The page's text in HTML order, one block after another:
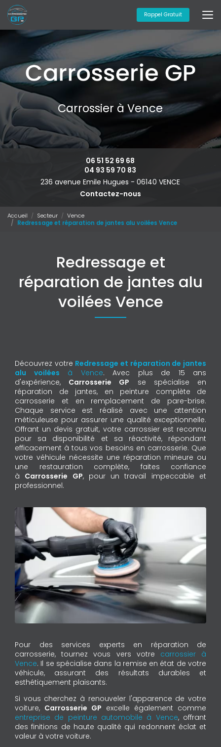
Aller
au
contenu
principal
Rappel Gratuit
Carrossier à Vence
06 51 52 69 68
04 93 59 70 83
236 avenue Emile Hugues -06140 VENCE
Contactez-nous
Accueil Secteur
Vence
Redressage et réparation de jantes alu voilées Vence
Redressage et
réparation de jantes alu
voilées Vence
Découvrez votre Redressage et réparation de jantes
alu voilées à Vence. Avec plus de 15 ans
d'expérience, Carrosserie GP se spécialise en
réparation de jantes, en peinture complète de
carrosserie et en remplacement de pare-brise.
Chaque service est réalisé avec une attention
méticuleuse pour assurer une qualité exceptionnelle.
Offrant un devis gratuit, votre carrossier est reconnu
pour sa disponibilité et sa réactivité, répondant
efficacement à tous vos besoins en carrosserie. Que
votre véhicule nécessite une réparation mineure ou
une restauration complète, faites confiance
à Carrosserie GP, pour un travail impeccable et
professionnel.
Pour des services experts en réparation de
carrosserie, tournez vous vers votre carrossier à
Vence. Il se spécialise dans la remise en état de votre
véhicule, assurant des résultats durables et
esthétiquement plaisants.
Si vous cherchez à renouveler l'apparence de votre
voiture, Carrosserie GP excelle également comme
entreprise de peinture automobile à Vence, offrant
des finitions de haute qualité qui redonnent éclat et
valeur à votre voiture.